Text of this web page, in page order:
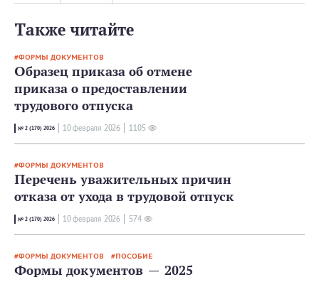
Также читайте
ФОРМЫ ДОКУМЕНТОВ
Образец приказа об отмене
приказа о предоставлении
трудового отпуска
№ 2 (170) 2026 10 февраля 2026 1105
ФОРМЫ ДОКУМЕНТОВ
Перечень уважительных причин
отказа от ухода в трудовой отпуск
№ 2 (170) 2026 10 февраля 2026 574
ФОРМЫ ДОКУМЕНТОВ ПОСОБИЕ
Формы документов — 2025